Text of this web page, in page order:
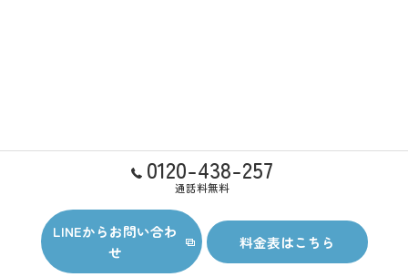
0120-438-257
通話料無料
LINEからお問い合わ
せ
料金表はこちら